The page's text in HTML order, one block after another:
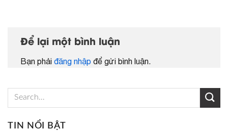
Để lại một bình luận
Bạn phải đăng nhập để gửi bình luận.
TIN NỔI BẬT